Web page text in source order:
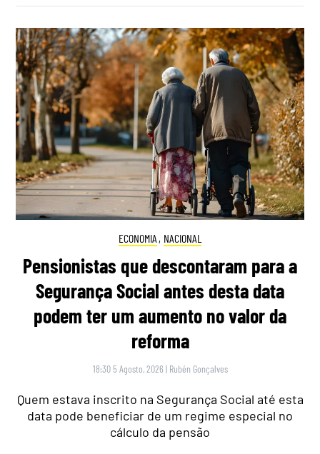
ECONOMIA , NACIONAL
Pensionistas que descontaram para a
Segurança Social antes desta data
podem ter um aumento no valor da
reforma
18:30 5 Agosto, 2026 | Rubén Gonçalves
Quem estava inscrito na Segurança Social até esta
data pode beneficiar de um regime especial no
cálculo da pensão